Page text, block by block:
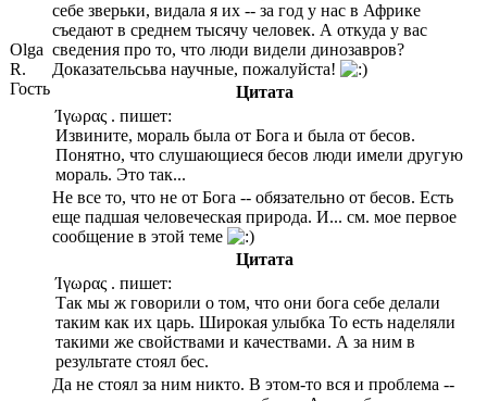
Olga
R.
Гость
себе зверьки, видала я их -- за год у нас в Африке
съедают в среднем тысячу человек. А откуда у вас
сведения про то, что люди видели динозавров?
Доказательсьва научные, пожалуйста!
Цитата
Ίγωρας . пишет:
Извините, мораль была от Бога и была от бесов.
Понятно, что слушающиеся бесов люди имели другую
мораль. Это так...
Не все то, что не от Бога -- обязательно от бесов. Есть
еще падшая человеческая природа. И... см. мое первое
сообщение в этой теме
Цитата
Ίγωρας . пишет:
Так мы ж говорили о том, что они бога себе делали
таким как их царь. Широкая улыбка То есть наделяли
такими же свойствами и качествами. А за ним в
результате стоял бес.
Да не стоял за ним никто. В этом-то вся и проблема --